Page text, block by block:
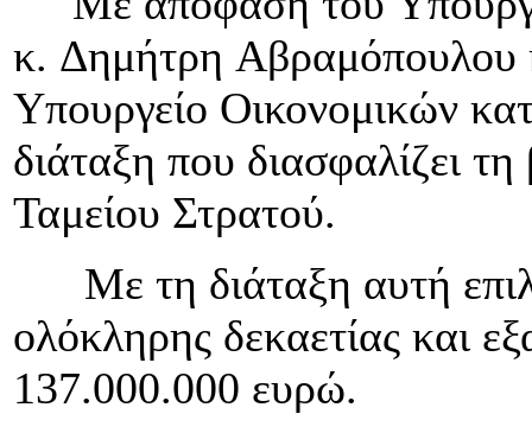
κ. Δημήτρη Αβραμόπουλου
Υπουργείο Οικονομικών
διάταξη που διασφαλίζει
Ταμείου Στρατού.
Με τη διάταξη αυτή
ολόκληρης δεκαετίας και
137.000.000 ευρώ.